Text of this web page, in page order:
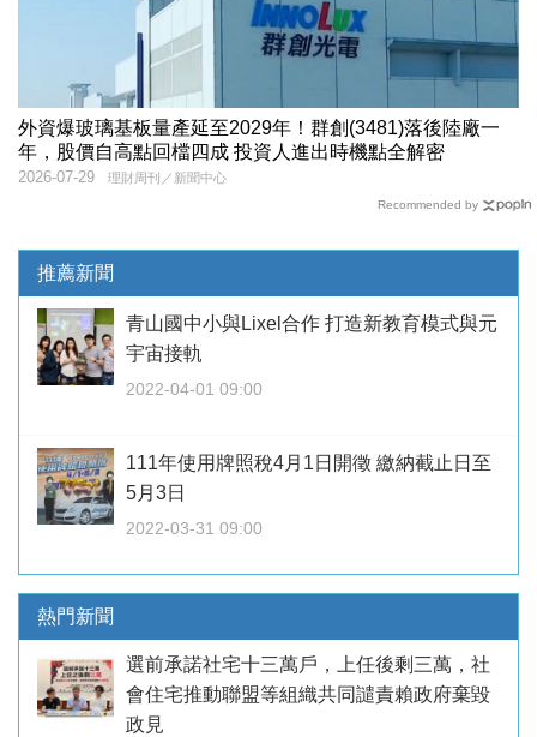
外資爆玻璃基板量產延至2029年！群創(3481)落後陸廠一
年，股價自高點回檔四成 投資人進出時機點全解密
理財周刊／新聞中心
2026-07-29
Recommended by
推薦新聞
青山國中小與Lixel合作 打造新教育模式與元
宇宙接軌
2022-04-01 09:00
111年使用牌照稅4月1日開徵 繳納截止日至
5月3日
2022-03-31 09:00
熱門新聞
選前承諾社宅十三萬戶，上任後剩三萬，社
會住宅推動聯盟等組織共同譴責賴政府棄毀
政見